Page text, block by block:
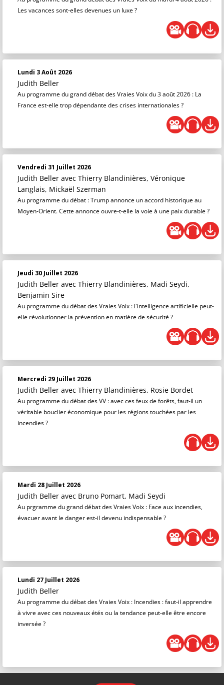
Les vacances sont-elles devenues un luxe ?
Lundi 3 Août 2026
Judith Beller
Au programme du grand débat des Vraies Voix du 3 août 2026 : La
France est-elle trop dépendante des crises internationales ?
Vendredi 31 Juillet 2026
Judith Beller avec Thierry Blandinières, Véronique
Langlais, Mickaël Szerman
Au programme du débat : Trump annonce un accord historique au
Moyen-Orient. Cette annonce ouvre-t-elle la voie à une paix durable ?
Jeudi 30 Juillet 2026
Judith Beller avec Thierry Blandinières, Madi Seydi,
Benjamin Sire
Au programme du débat des Vraies Voix : l'intelligence artificielle peut-
elle révolutionner la prévention en matière de sécurité ?
Mercredi 29 Juillet 2026
Judith Beller avec Thierry Blandinières, Rosie Bordet
Au programme du débat des VV : avec ces feux de forêts, faut-il un
véritable bouclier économique pour les régions touchées par les
incendies ?
Mardi 28 Juillet 2026
Judith Beller avec Bruno Pomart, Madi Seydi
Au prgramme du grand débat des Vraies Voix : Face aux incendies,
évacuer avant le danger est-il devenu indispensable ?
Lundi 27 Juillet 2026
Judith Beller
Au programme du débat des Vraies Voix : Incendies : faut-il apprendre
à vivre avec ces nouveaux étés ou la tendance peut-elle être encore
inversée ?